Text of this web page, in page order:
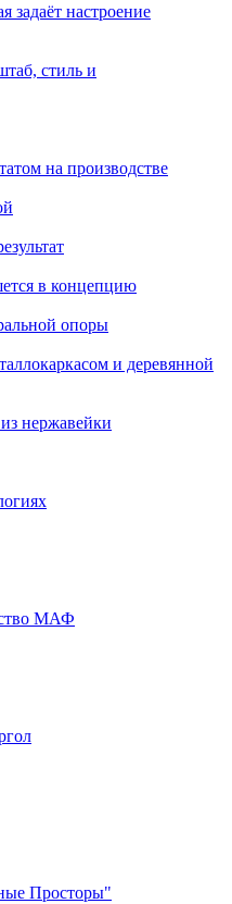
задаёт настроение
стиль и
на производстве
в концепцию
опоры
и деревянной
нержавейки
МАФ
Просторы"